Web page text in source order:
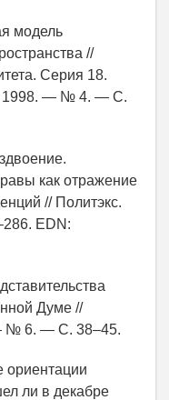
модель
//
Серия 18.
1998. — № 4. — С.
как отражение
// Политэкс.
EDN:
Думе //
№ 6. — С. 38–45.
ориентации
ли в декабре